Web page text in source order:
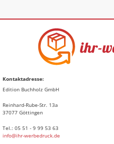
Kontaktadresse:
Edition Buchholz GmbH
Reinhard-Rube-Str. 13a
37077 Göttingen
Tel.: 05 51 - 9 99 53 63
info@ihr-werbedruck.de